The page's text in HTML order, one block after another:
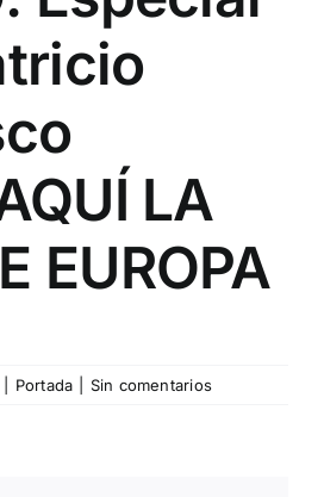
LA
EUROPA
Portada Sin comentarios